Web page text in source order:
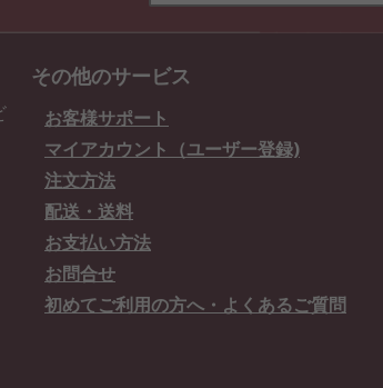
その他のサービス
お客様サポート
マイアカウント（ユーザー登録)
注文方法
配送・送料
お支払い方法
お問合せ
初めてご利用の方へ・よくあるご質問